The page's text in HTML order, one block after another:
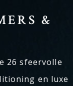
&
26 sfeervolle
en luxe